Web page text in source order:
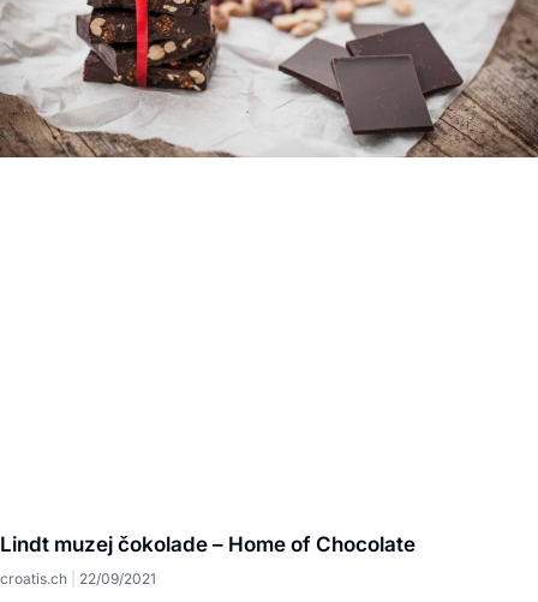
Lindt muzej čokolade – Home of Chocolate
croatis.ch 22/09/2021